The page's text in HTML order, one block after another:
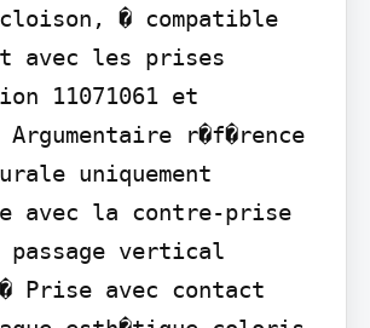
� compatible
avec les prises
11071061 et
Argumentaire r�f�rence
uniquement
avec la contre-prise
vertical
� Prise avec contact